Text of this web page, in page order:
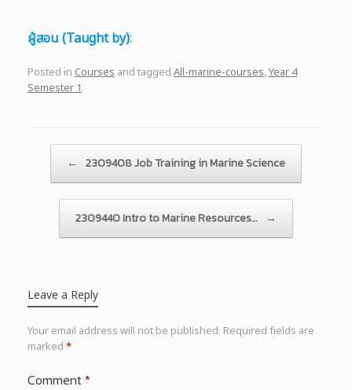
ผู้สอน (Taught by):
Posted in Courses and tagged All-marine-courses,Year 4
Semester 1.
← 2309408 Job Training in Marine Science
2309440 Intro to Marine Resources… →
Leave a Reply
Your email address will not be published. Required fields are
marked *
Comment*